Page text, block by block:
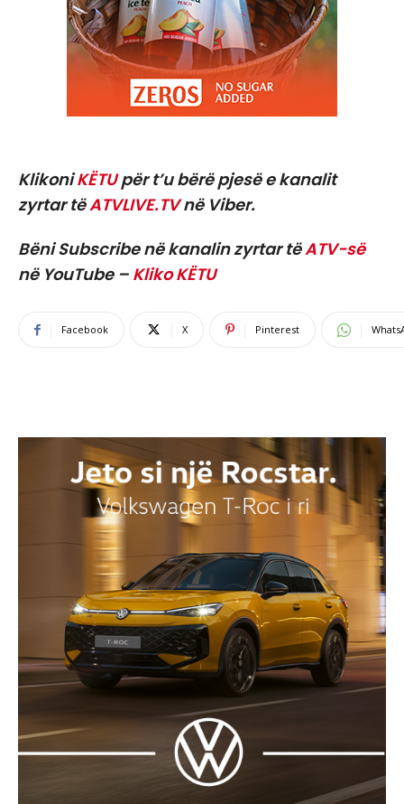
KlikoniKËTUpër t’u bërë pjesë e kanalit
zyrtar tëATVLIVE.TVnë Viber.
Bëni Subscribe në kanalin zyrtar tëATV-së
në YouTube – Kliko KËTU
Facebook X Pinterest